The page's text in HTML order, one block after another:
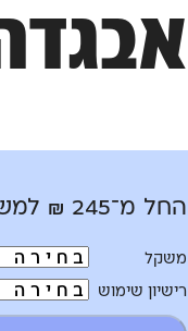
החל מ־245
₪
משקל
רישיון שימוש